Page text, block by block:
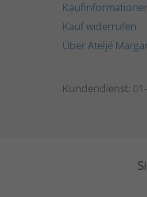
Kauf widerrufen
Über Ateljé
Kundendienst: